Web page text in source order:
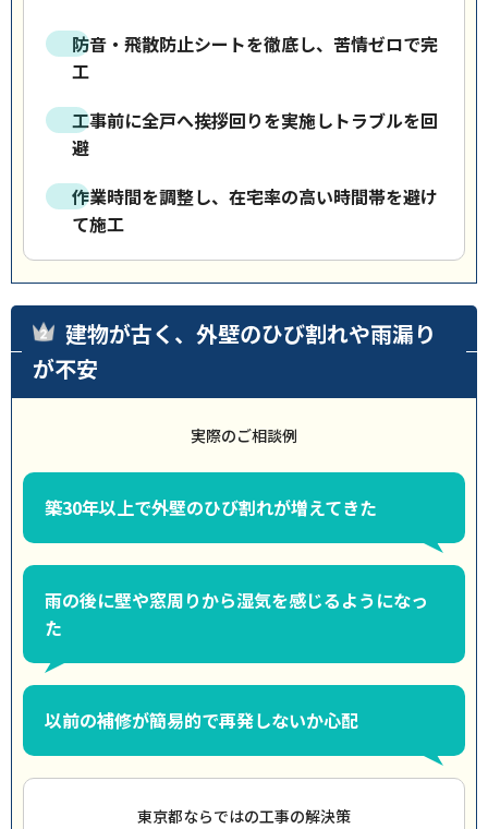
防音・飛散防止シートを徹底し、苦情ゼロで完
工
工事前に全戸へ挨拶回りを実施しトラブルを回
避
作業時間を調整し、在宅率の高い時間帯を避け
て施工
建物が古く、外壁のひび割れや雨漏り
が不安
実際のご相談例
築30年以上で外壁のひび割れが増えてきた
雨の後に壁や窓周りから湿気を感じるようになっ
た
以前の補修が簡易的で再発しないか心配
東京都ならではの工事の解決策